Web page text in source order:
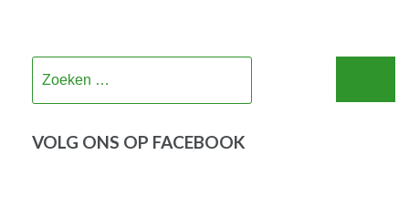
VOLG ONS OP FACEBOOK